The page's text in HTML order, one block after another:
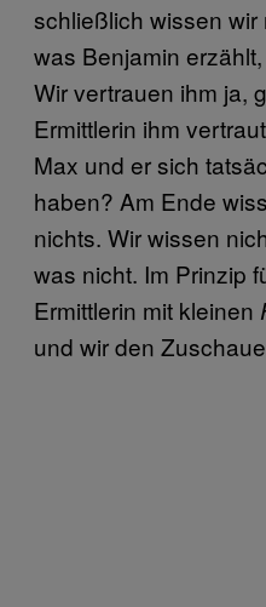
schließlich wissen
was Benjamin
Wir vertrauen ihm ja,
Ermittlerin ihm
Max und er sich
haben? Am Ende
nichts. Wir wissen
was nicht. Im Prinzip
Ermittlerin mit kleinen
und wir den